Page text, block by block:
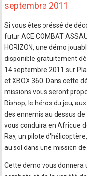
septembre 2011
Si vous êtes préssé de
futur ACE COMBAT
HORIZON, une démo
disponible gratuitement
14 septembre 2011 sur
et XBOX 360. Dans cette
missions vous seront
Bishop, le héros du jeu,
des ennemis au dessus
vous conduira en Afrique
Ray, un pilote
au sol dans une mission de
Cette démo vous donnera